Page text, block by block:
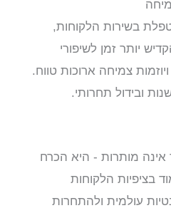
בשירות הלקוחות,
יותר זמן לשיפורי
צמיחה ארוכות טווח.
ובידול תחרותי.
לקוחות 24/7 כבר אינה מותרות - היא הכרח
בציפיות הלקוחות
עולמית ולהתחרות